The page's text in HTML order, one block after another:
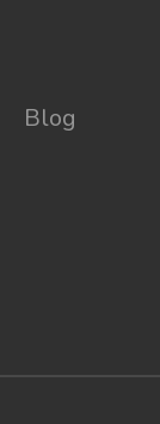
Blog